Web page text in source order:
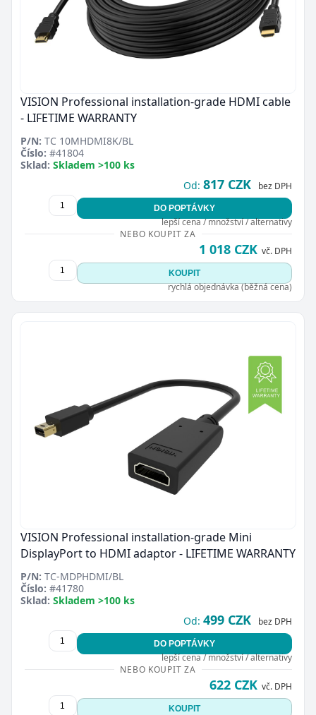
VISION Professional installation-grade HDMI cable
- LIFETIME WARRANTY
P/N: TC 10MHDMI8K/BL
Číslo: #41804
Sklad: Skladem >100 ks
Od: 817 CZK bez DPH
DO POPTÁVKY
lepší cena / množství / alternativy
NEBO KOUPIT ZA
1 018 CZK vč. DPH
KOUPIT
rychlá objednávka (běžná cena)
VISION Professional installation-grade Mini
DisplayPort to HDMI adaptor - LIFETIME WARRANTY
P/N: TC-MDPHDMI/BL
Číslo: #41780
Sklad: Skladem >100 ks
Od: 499 CZK bez DPH
DO POPTÁVKY
lepší cena / množství / alternativy
NEBO KOUPIT ZA
622 CZK vč. DPH
KOUPIT